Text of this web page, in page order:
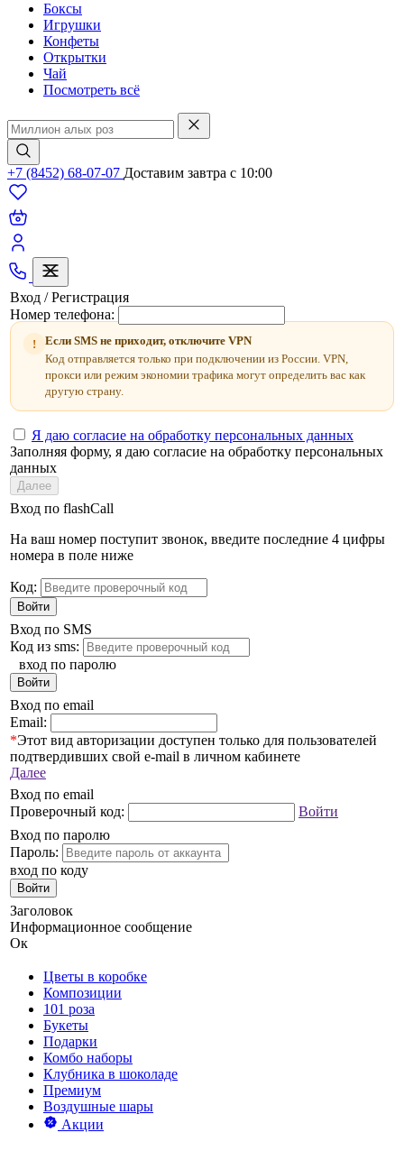
Боксы
Игрушки
Конфеты
Открытки
Чай
Посмотреть всё
+7 (8452) 68-07-07 Доставим завтра c 10:00
Вход / Регистрация
Номер телефона:
!
Если SMS не приходит, отключите VPN
Код отправляется только при подключении из России. VPN,
прокси или режим экономии трафика могут определить вас как
другую страну.
Я даю согласие на обработку персональных данных
Заполняя форму, я даю согласие на обработку персональных
данных
Далее
Вход по flashCall
На ваш номер поступит звонок, введите последние 4 цифры
номера в поле ниже
Код:
Войти
Вход по SMS
Код из sms:
вход по паролю
Войти
Вход по email
Email:
*Этот вид авторизации доступен только для пользователей
подтвердивших свой e-mail в личном кабинете
Далее
Вход по email
Проверочный код:
Войти
Вход по паролю
Пароль:
вход по коду
Войти
Заголовок
Информационное сообщение
Ок
Цветы в коробке
Композиции
101 роза
Букеты
Подарки
Комбо наборы
Клубника в шоколаде
Премиум
Воздушные шары
Акции